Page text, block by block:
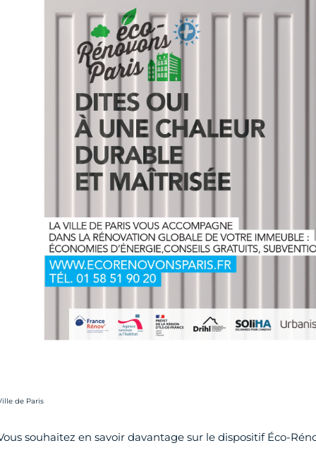
photo :
de Paris
souhaitez en savoir davantage sur le dispositif Éco-